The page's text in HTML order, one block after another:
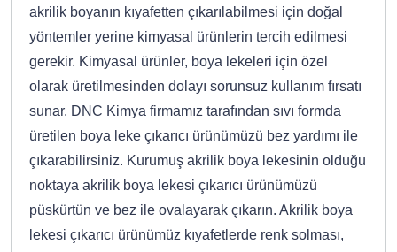
akrilik boyanın kıyafetten çıkarılabilmesi için doğal
yöntemler yerine kimyasal ürünlerin tercih edilmesi
gerekir. Kimyasal ürünler, boya lekeleri için özel
olarak üretilmesinden dolayı sorunsuz kullanım fırsatı
sunar. DNC Kimya firmamız tarafından sıvı formda
üretilen boya leke çıkarıcı ürünümüzü bez yardımı ile
çıkarabilirsiniz. Kurumuş akrilik boya lekesinin olduğu
noktaya akrilik boya lekesi çıkarıcı ürünümüzü
püskürtün ve bez ile ovalayarak çıkarın. Akrilik boya
lekesi çıkarıcı ürünümüz kıyafetlerde renk solması,